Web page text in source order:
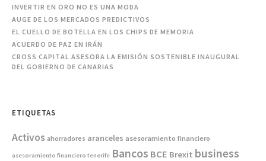
INVERTIR EN ORO NO ES UNA MODA
AUGE DE LOS MERCADOS PREDICTIVOS
EL CUELLO DE BOTELLA EN LOS CHIPS DE MEMORIA
ACUERDO DE PAZ EN IRÁN
CROSS CAPITAL ASESORA LA EMISIÓN SOSTENIBLE INAUGURAL
DEL GOBIERNO DE CANARIAS
ETIQUETAS
Activos ahorradores aranceles asesoramiento financiero
asesoramiento financiero tenerife Bancos BCE Brexit business